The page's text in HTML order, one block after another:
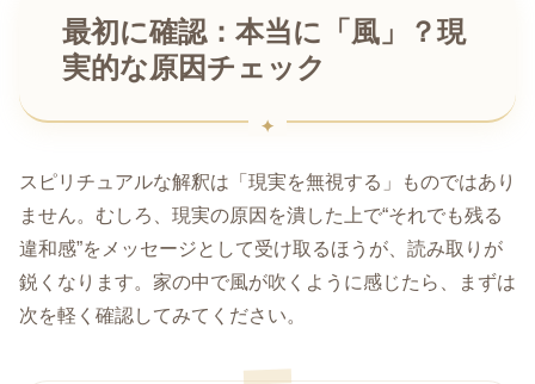
最初に確認：本当に「風」？現
実的な原因チェック
スピリチュアルな解釈は「現実を無視する」ものではあり
ません。むしろ、現実の原因を潰した上で“それでも残る
違和感”をメッセージとして受け取るほうが、読み取りが
鋭くなります。家の中で風が吹くように感じたら、まずは
次を軽く確認してみてください。